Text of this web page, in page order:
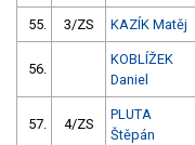
55. 3/ZS KAZÍK Matěj
56.
KOBLÍŽEK
Daniel
57. 4/ZS
PLUTA
Štěpán